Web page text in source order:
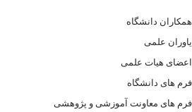
همکاران دانشگاه
یاوران علمی
اعضای هیات علمی
فرم های دانشگاه
فرم های معاونت آموزشی و پژوهشی